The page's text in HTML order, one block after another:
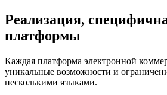
Реализация,
платформы
Каждая платформа электронной
уникальные возможности и
несколькими языками.